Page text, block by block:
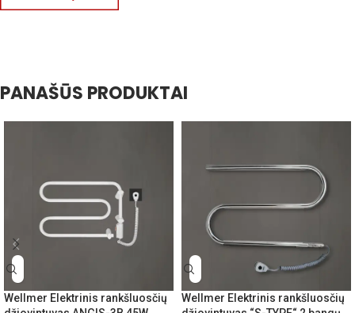
PANAŠŪS PRODUKTAI
Wellmer Elektrinis rankšluosčių
Wellmer Elektrinis rankšluosčių